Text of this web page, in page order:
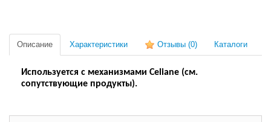
Описание Характеристики Отзывы (0) Каталоги
Используется с механизмами Celiane (см.
сопутствующие продукты).